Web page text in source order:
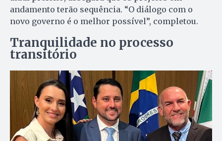
andamento terão sequência. “O diálogo com o
novo governo é o melhor possível”, completou.
Tranquilidade no processo
transitório